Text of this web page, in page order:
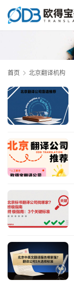
首页 北京翻译机构